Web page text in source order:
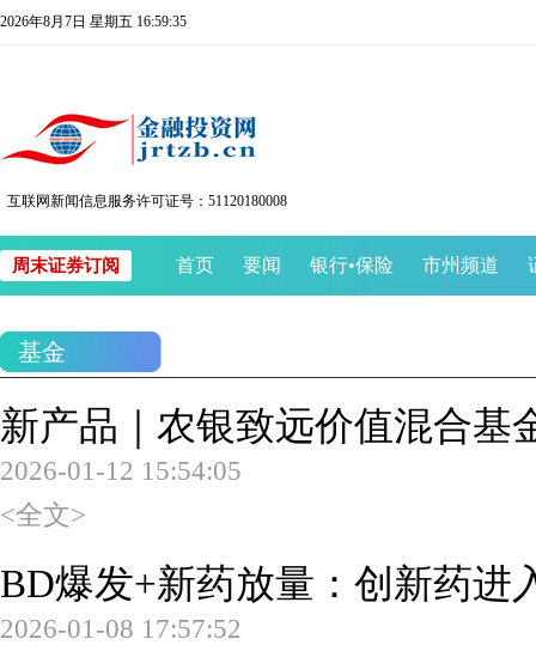
2026年8月7日 星期五 16:59:35
互联网新闻信息服务许可证号：51120180008
周末证券订阅 首页 要闻 银行•保险 市州频道
基金
新产品｜农银致远价值混合基
2026-01-12 15:54:05
<全文>
BD爆发+新药放量：创新药进
2026-01-08 17:57:52